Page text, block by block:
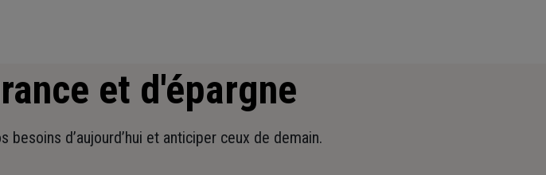
et d'épargne
d’aujourd’hui et anticiper ceux de demain.